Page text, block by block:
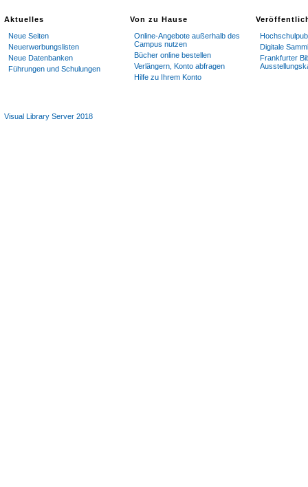
Aktuelles
Neue Seiten
Neuerwerbungslisten
Neue Datenbanken
Führungen und Schulungen
Von zu Hause
Online-Angebote außerhalb des
Campus nutzen
Bücher online bestellen
Verlängern, Konto abfragen
Hilfe zu Ihrem Konto
Digitale
Frankfurter
Visual Library Server 2018